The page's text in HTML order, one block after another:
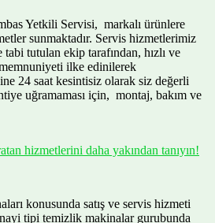
Yetkili Servisi, markalı ürünlere
sunmaktadır. Servis hizmetlerimiz
tutulan ekip tarafından, hızlı ve
ilke edinilerek
24 saat kesintisiz olarak siz değerli
uğramaması için, montaj, bakım ve
hizmetlerini daha yakından tanıyın!
konusunda satış ve servis hizmeti
tipi temizlik makinalar gurubunda